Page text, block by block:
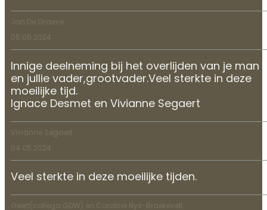
Jan De Graeve
05.05.2024
Innige deelneming bij het overlijden van je man
en jullie vader,grootvader.Veel sterkte in deze
moeilijke tijd.
Ignace Desmet en Vivianne Segaert
Vivianne Segaert
04.05.2024
Veel sterkte in deze moeilijke tijden.
Geert(collega GDW) en Caroline Nys-Braekevelt